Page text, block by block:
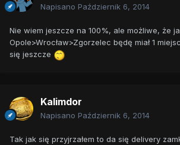
Napisano Październik 6, 2014
Nie wiem jeszcze na 100%, ale możliwe, że
Opole>Wrocław>Zgorzelec będę miał 1
się jeszcze
Kalimdor
Napisano Październik 6, 2014
Tak jak się przyjrzałem to da się delivery